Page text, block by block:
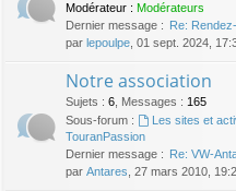
Modérateur : Modérateurs
Dernier message :
Re:
par lepoulpe , 01 sept. 2024,
Notre association
Sujets : 6 Messages : 165
Sous-forum :
Les sites et
TouranPassion
Dernier message :
Re: VW-
par Antares , 27 mars 2010,